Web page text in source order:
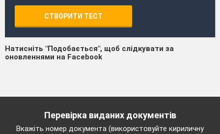
СТВОРИТИ ТЕСТ
Натисніть "Подобається", щоб слідкувати за
оновленнями на Facebook
Перевірка виданих документів
Вкажіть номер документа (використовуйте кириличну